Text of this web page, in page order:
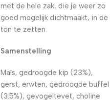
met de hele zak, die je weer zo
goed mogelijk dichtmaakt, in de
ton te zetten.
Samenstelling
Maïs, gedroogde kip (23%),
gerst, erwten, gedroogde buffel
(3.5%), gevogeltevet, choline